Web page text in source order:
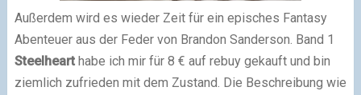
Außerdem wird es wieder Zeit für ein episches Fantasy
Abenteuer aus der Feder von Brandon Sanderson. Band 1
Steelhearthabe ich mir für 8 € auf rebuy gekauft und bin
ziemlich zufrieden mit dem Zustand. Die Beschreibung wie